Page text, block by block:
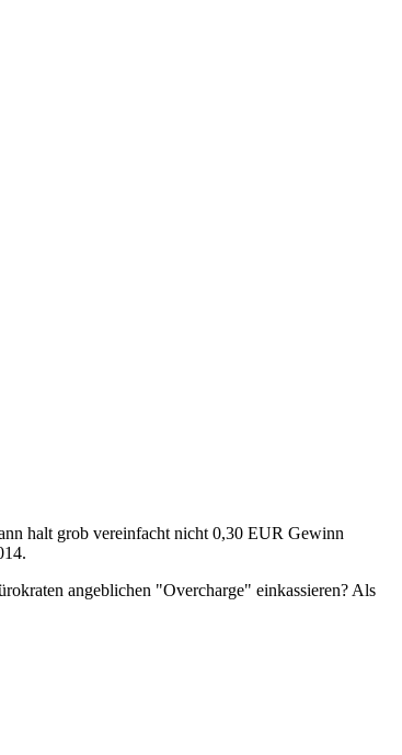
halt grob vereinfacht nicht 0,30 EUR Gewinn
angeblichen "Overcharge" einkassieren? Als